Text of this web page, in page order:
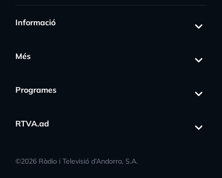
Informació
Més
Programes
RTVA.ad
©2026 Ràdio i Televisió d’Andorra, S.A.